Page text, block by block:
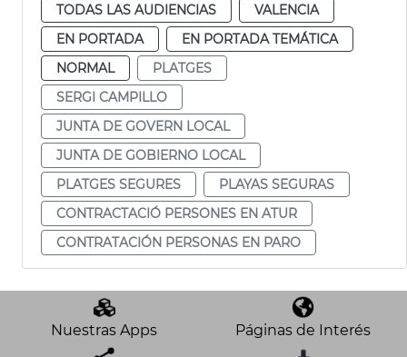
TODAS LAS AUDIENCIAS
VALENCIA
EN PORTADA
EN PORTADA TEMÁTICA
NORMAL
PLATGES
SERGI CAMPILLO
JUNTA DE GOVERN LOCAL
JUNTA DE GOBIERNO LOCAL
PLATGES SEGURES
PLAYAS SEGURAS
CONTRACTACIÓ PERSONES EN ATUR
CONTRATACIÓN PERSONAS EN PARO
Nuestras Apps Páginas de Interés